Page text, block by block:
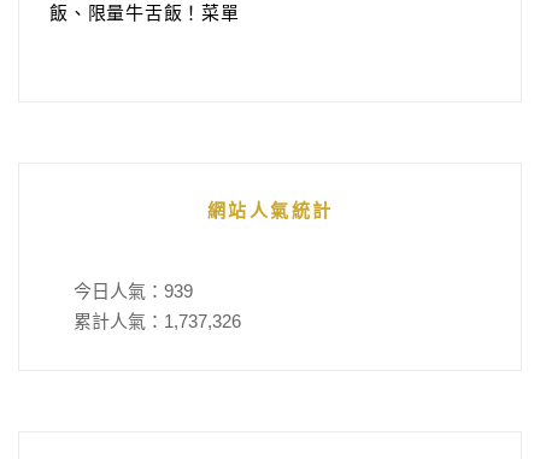
飯、限量牛舌飯！菜單
網站人氣統計
今日人氣： 939
累計人氣： 1,737,326